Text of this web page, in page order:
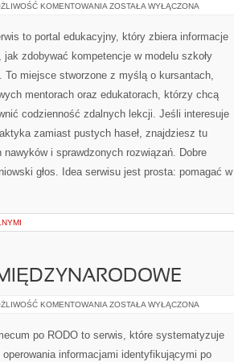
KOMENTOWANIA SZKOLNE
ZOSTAŁA WYŁĄCZONA
to portal edukacyjny, który zbiera informacje
jak zdobywać kompetencje w modelu szkoły
To miejsce stworzone z myślą o kursantach,
mentorach oraz edukatorach, którzy chcą
codzienność zdalnych lekcji. Jeśli interesuje
zamiast pustych haseł, znajdziesz tu
i sprawdzonych rozwiązań. Dobre
głos. Idea serwisu jest prosta: pomagać w
KOMENTOWANIA TRANSFERY
ZOSTAŁA WYŁĄCZONA
po RODO to serwis, które systematyzuje
operowania informacjami identyfikującymi po